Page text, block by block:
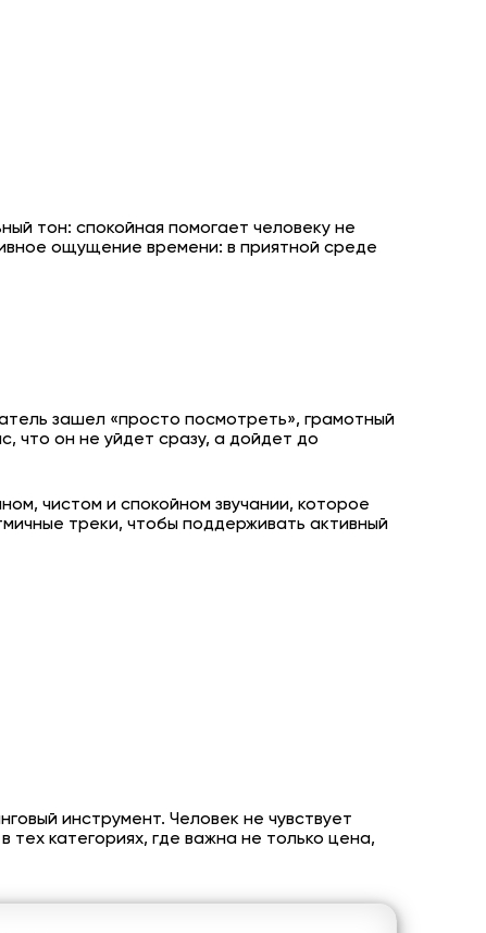
тон: спокойная помогает человеку не
ощущение времени: в приятной среде
зашел «просто посмотреть», грамотный
что он не уйдет сразу, а дойдет до
чистом и спокойном звучании, которое
треки, чтобы поддерживать активный
инструмент. Человек не чувствует
тех категориях, где важна не только цена,